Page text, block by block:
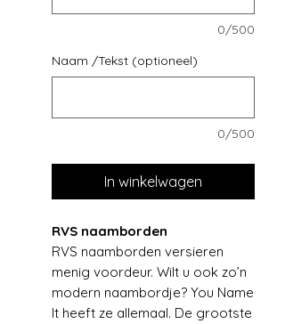
0/500
Naam /Tekst (optioneel)
0/500
In winkelwagen
RVS naamborden
RVS naamborden versieren
menig voordeur. Wilt u ook zo’n
modern naambordje? You Name
It heeft ze allemaal. De grootste